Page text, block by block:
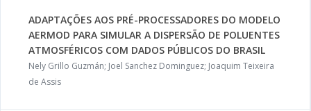
ADAPTAÇÕES AOS PRÉ-PROCESSADORES DO MODELO
AERMOD PARA SIMULAR A DISPERSÃO DE POLUENTES
ATMOSFÉRICOS COM DADOS PÚBLICOS DO BRASIL
Nely Grillo Guzmán; Joel Sanchez Dominguez; Joaquim Teixeira
de Assis